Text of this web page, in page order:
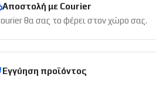
Αποστολή με Courier
θα σας το φέρει στον χώρο σας.
Εγγύηση προϊόντος